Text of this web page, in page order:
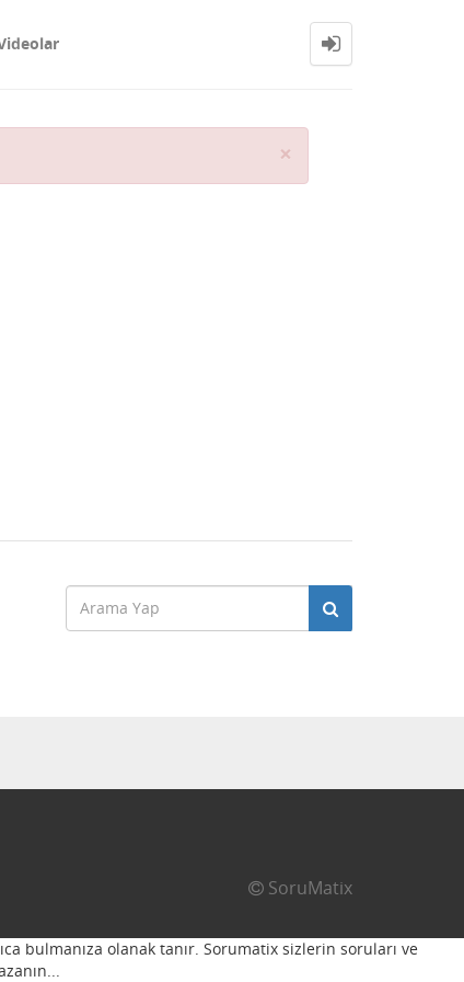
×
SoruMatix
bulmanıza olanak tanır. Sorumatix sizlerin soruları ve